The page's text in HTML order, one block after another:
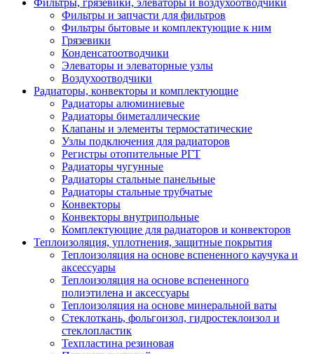
Фильтры, грязевики, элеваторы и воздухоотводчики
Фильтры и запчасти для фильтров
Фильтры бытовые и комплектующие к ним
Грязевики
Конденсатоотводчики
Элеваторы и элеваторные узлы
Воздухоотводчики
Радиаторы, конвекторы и комплектующие
Радиаторы алюминиевые
Радиаторы биметаллические
Клапаны и элементы термостатические
Узлы подключения для радиаторов
Регистры отопительные РГТ
Радиаторы чугунные
Радиаторы стальные панельные
Радиаторы стальные трубчатые
Конвекторы
Конвекторы внутрипольные
Комплектующие для радиаторов и конвекторов
Теплоизоляция, уплотнения, защитные покрытия
Теплоизоляция на основе вспененного каучука и
аксессуары
Теплоизоляция на основе вспененного
полиэтилена и аксессуары
Теплоизоляция на основе минеральной ваты
Стеклоткань, фольгоизол, гидростеклоизол и
стеклопластик
Техпластина резиновая